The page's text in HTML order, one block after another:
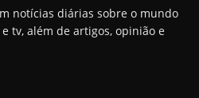
notícias diárias sobre o mundo
tv, além de artigos, opinião e